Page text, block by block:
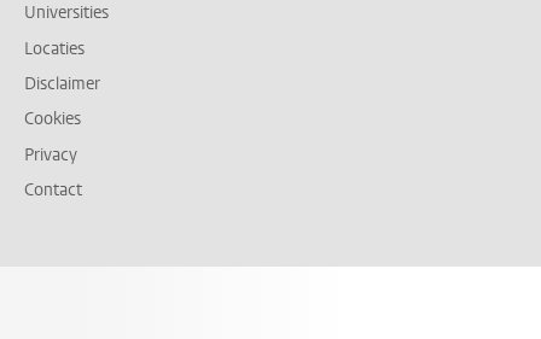
Universities
Locaties
Disclaimer
Cookies
Privacy
Contact